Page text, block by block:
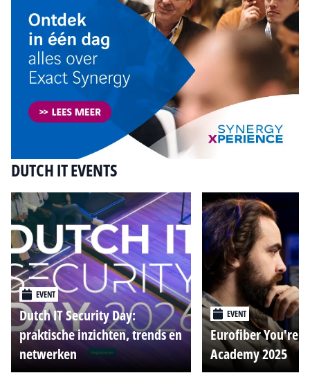
DUTCH IT EVENTS
EVENT
Dutch IT Security Day:
praktische inzichten, trends en
netwerken
EVENT
Eurofiber You're
Academy 2025